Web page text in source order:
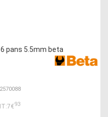
pans 5.5mm beta
93